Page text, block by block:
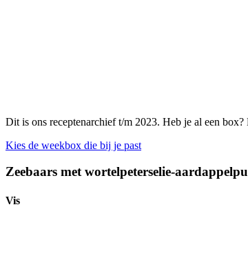
Dit is ons receptenarchief t/m 2023. Heb je al een box?
Kies de weekbox die bij je past
Zeebaars met wortelpeterselie-
Vis